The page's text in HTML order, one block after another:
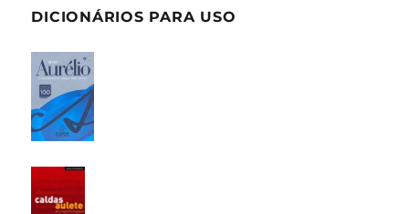
DICIONÁRIOS PARA USO